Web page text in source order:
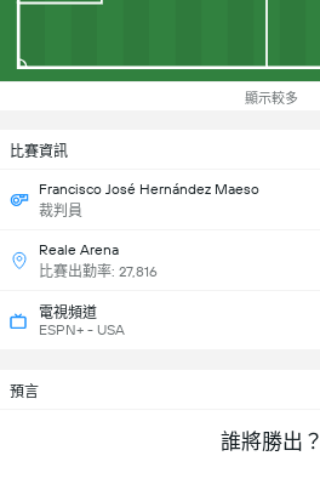
顯示較多
比賽資訊
Francisco José Hernández Maeso
裁判員
Reale Arena
比賽出勤率: 27,816
電視頻道
ESPN+ - USA
預言
誰將勝出？